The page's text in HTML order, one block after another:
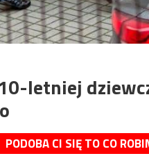
letniej
PODOBA CI SIĘ TO CO